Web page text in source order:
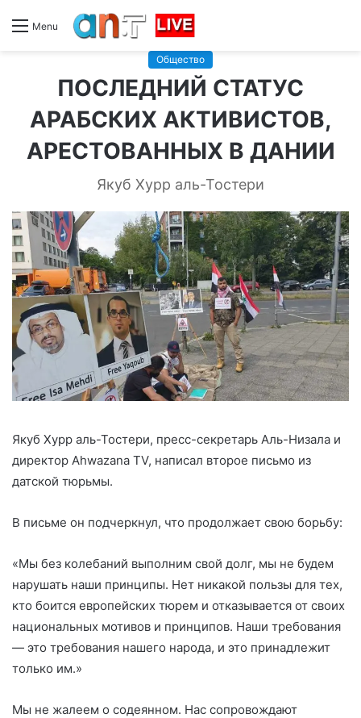
Menu
Общество
ПОСЛЕДНИЙ СТАТУС
АРАБСКИХ АКТИВИСТОВ,
АРЕСТОВАННЫХ В ДАНИИ
Якуб Хурр аль-Тостери
Якуб Хурр аль-Тостери, пресс-секретарь Аль-Низала и
директор Ahwazana TV, написал второе письмо из
датской тюрьмы.
В письме он подчеркнул, что продолжает свою борьбу:
«Мы без колебаний выполним свой долг, мы не будем
нарушать наши принципы. Нет никакой пользы для тех,
кто боится европейских тюрем и отказывается от своих
национальных мотивов и принципов. Наши требования
— это требования нашего народа, и это принадлежит
только им.»
Мы не жалеем о содеянном. Нас сопровождают